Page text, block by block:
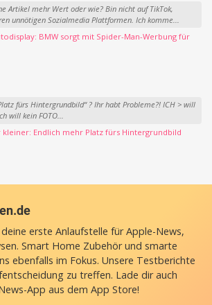
Artikel mehr Wert oder wie? Bin nicht auf TikTok,
unnötigen Sozialmedia Plattformen. Ich komme...
BMW sorgt mit Spider-Man-Werbung für
fürs Hintergrundbild“ ? Ihr habt Probleme?! ICH > will
will kein FOTO...
kleiner: Endlich mehr Platz fürs Hintergrundbild
erste Anlaufstelle für Apple-News,
Smart Home Zubehör und smarte
ebenfalls im Fokus. Unsere Testberichte
zu treffen. Lade dir auch
App aus dem App Store!